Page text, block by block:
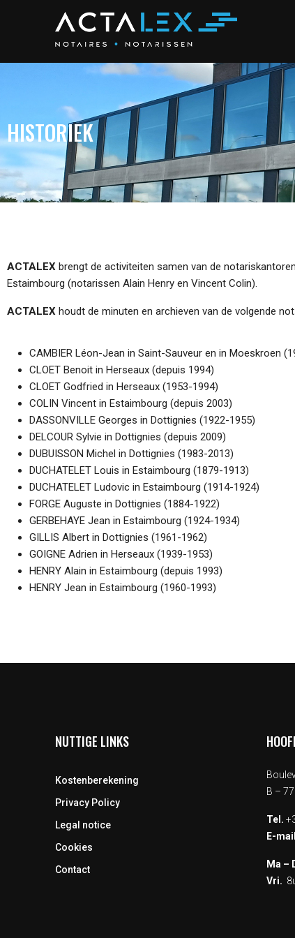
HISTORIEK
ACTALEX brengt de activiteiten samen van de
Estaimbourg (notarissen Alain Henry en Vincent Colin).
ACTALEX houdt de minuten en archieven van de volgende
CAMBIER Léon-Jean in Saint-Sauveur en in Moeskroen
CLOET Benoit in Herseaux (depuis 1994)
CLOET Godfried in Herseaux (1953-1994)
COLIN Vincent in Estaimbourg (depuis 2003)
DASSONVILLE Georges in Dottignies (1922-1955)
DELCOUR Sylvie in Dottignies (depuis 2009)
DUBUISSON Michel in Dottignies (1983-2013)
DUCHATELET Louis in Estaimbourg (1879-1913)
DUCHATELET Ludovic in Estaimbourg (1914-1924)
FORGE Auguste in Dottignies (1884-1922)
GERBEHAYE Jean in Estaimbourg (1924-1934)
GILLIS Albert in Dottignies (1961-1962)
GOIGNE Adrien in Herseaux (1939-1953)
HENRY Alain in Estaimbourg (depuis 1993)
HENRY Jean in Estaimbourg (1960-1993)
NUTTIGE LINKS
Kostenberekening
Privacy Policy
Legal notice
Cookies
Contact
B –
Tel.
E-
Ma –
Vri.